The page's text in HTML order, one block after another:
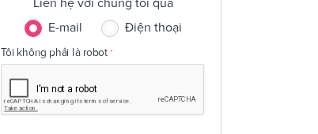
E-mail
Điện thoại
Tôi không phải là robot